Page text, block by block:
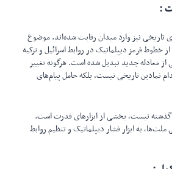
:
تاریخی نیز وارد میدان رقابت شده‌اند. موضوع
خطوط قرمز دیپلماتیک در روابط اسرائیل و ترکیه
معادله جدید تبدیل شده است. هرگونه تغییر
نمادین تاریخی نیست، بلکه حامل پیام‌های
گذشته نیست، بخشی از ابزارهای قدرت است.
به ابزار فشار دیپلماتیک و تنظیم روابط